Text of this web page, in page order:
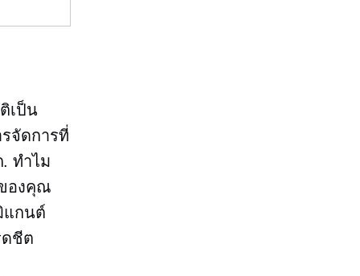
เป็น
จัดการที่
ทำไม
องคุณ
แกนต์
ดชีต